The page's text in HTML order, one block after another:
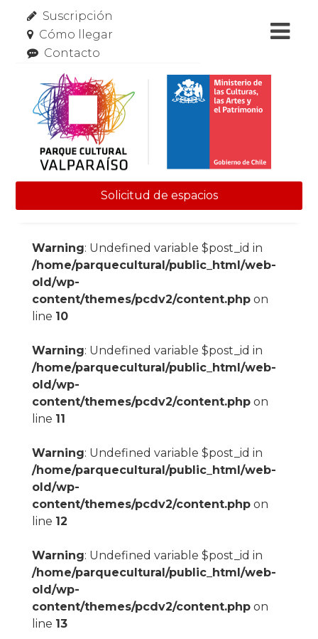
Suscripción
Cómo llegar
Contacto
Solicitud de espacios
Warning: Undefined variable $post_id in
/home/parquecultural/public_html/web-
old/wp-
content/themes/pcdv2/content.phpon
line 10
Warning: Undefined variable $post_id in
/home/parquecultural/public_html/web-
old/wp-
content/themes/pcdv2/content.phpon
line 11
Warning: Undefined variable $post_id in
/home/parquecultural/public_html/web-
old/wp-
content/themes/pcdv2/content.phpon
line 12
Warning: Undefined variable $post_id in
/home/parquecultural/public_html/web-
old/wp-
content/themes/pcdv2/content.phpon
line 13